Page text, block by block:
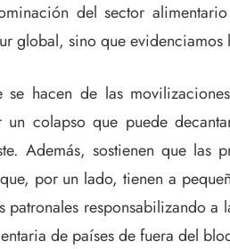
del sector
global, sino que
se hacen de las
un colapso que puede
Además, sostienen que las
por un lado, tienen a
patronales responsabilizando
de países de fuera del